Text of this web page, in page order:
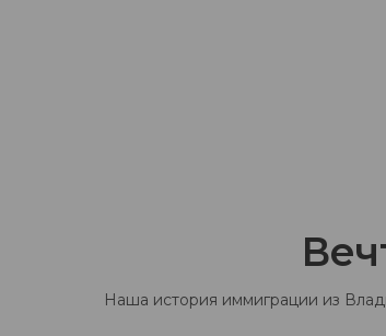
Наша история иммиграции из